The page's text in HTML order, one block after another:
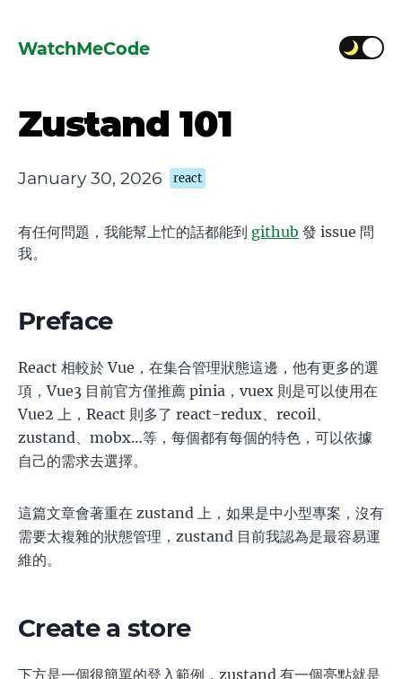
WatchMeCode
Zustand 101
January 30, 2026 react
有任何問題，我能幫上忙的話都能到 github 發 issue 問
我。
Preface
React 相較於 Vue，在集合管理狀態這邊，他有更多的選
項，Vue3 目前官方僅推薦 pinia，vuex 則是可以使用在
Vue2 上，React 則多了 react-redux、recoil、
zustand、mobx…等，每個都有每個的特色，可以依據
自己的需求去選擇。
這篇文章會著重在 zustand 上，如果是中小型專案，沒有
需要太複雜的狀態管理，zustand 目前我認為是最容易運
維的。
Create a store
下方是一個很簡單的登入範例，zustand 有一個亮點就是